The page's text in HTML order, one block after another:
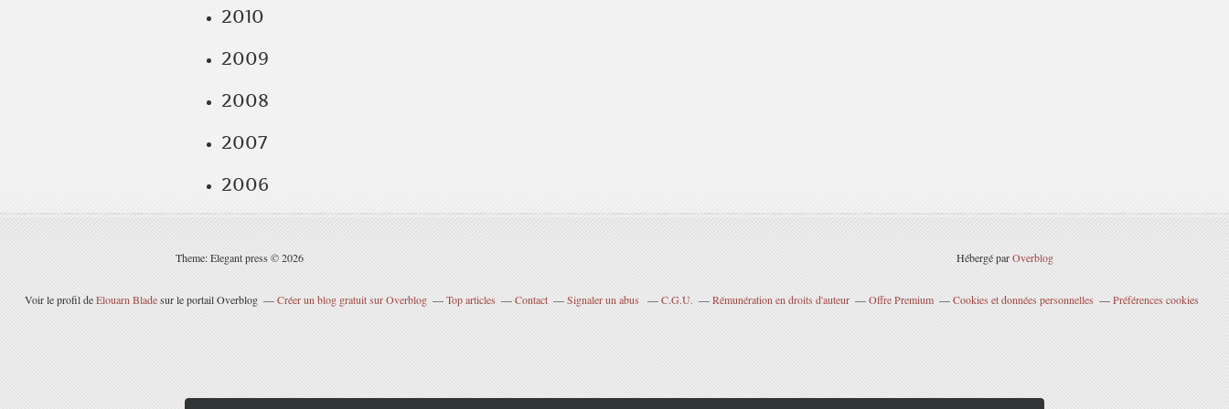
2010
2009
2008
2007
2006
Theme: Elegant press © 2026 Hébergé parOverblog
Voir le profil deElouarn Bladesur le portail Overblog Créer un blog gratuit sur Overblog Top articles Contact Signaler un abus C.G.U. Rémunération en droits d'auteur Offre Premium Cookies et données personnelles Préférences cookies